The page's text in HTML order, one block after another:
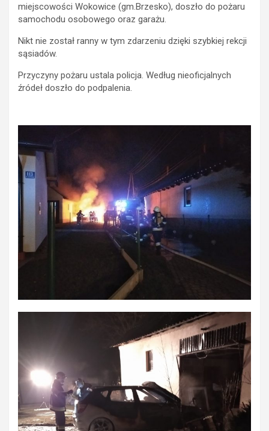
miejscowości Wokowice (gm.Brzesko), doszło do pożaru
samochodu osobowego oraz garażu.
Nikt nie został ranny w tym zdarzeniu dzięki szybkiej rekcji
sąsiadów.
Przyczyny pożaru ustala policja. Według nieoficjalnych
źródeł doszło do podpalenia.